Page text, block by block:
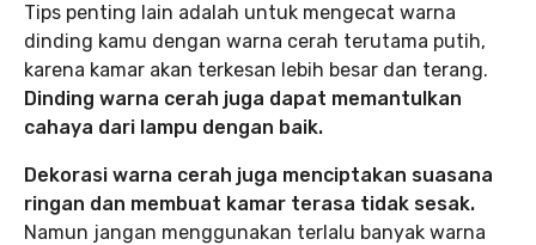
Tips penting lain adalah untuk mengecat warna
dinding kamu dengan warna cerah terutama putih,
karena kamar akan terkesan lebih besar dan terang.
Dinding warna cerah juga dapat memantulkan
cahaya dari lampu dengan baik.
Dekorasi warna cerah juga menciptakan suasana
ringan dan membuat kamar terasa tidak sesak.
Namun jangan menggunakan terlalu banyak warna